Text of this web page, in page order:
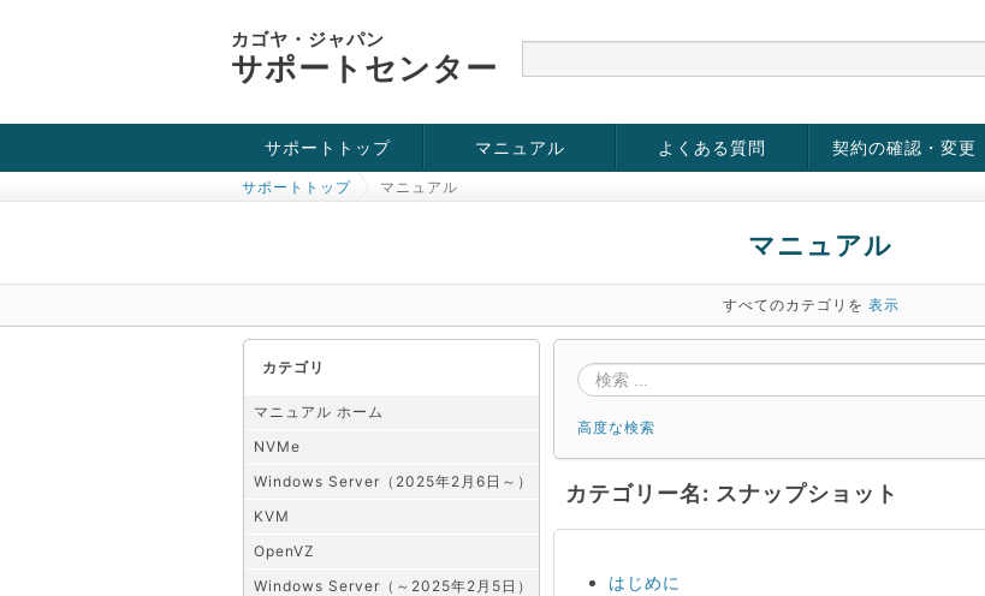
カゴヤ・ジャパン
サポートセンター
サポートトップ
お役立ち情報
チュートリアル
障害・メンテナンス情報
マニュアル
KVM
OpenVZ
Windows Server
SSH接続
ドメイン
SSL
よくある質問 契約の確認・変更
サポートトップ マニュアル
マニュアル
すべてのカテゴリを 表示
カテゴリ
マニュアル ホーム
NVMe
Windows Server（2025年2月6日～）
KVM
OpenVZ
Windows Server（～2025年2月5日）
高度な検索
カテゴリー名: スナップショット
はじめに